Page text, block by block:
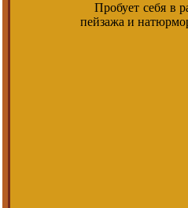
Пробует себя в
пейзажа и